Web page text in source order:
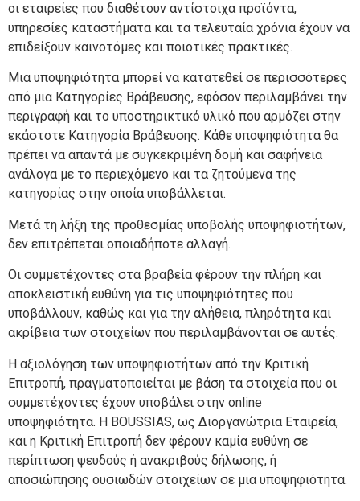
οι εταιρείες που διαθέτουν αντίστοιχα προϊόντα,
υπηρεσίες καταστήματα και τα τελευταία χρόνια έχουν να
επιδείξουν καινοτόμες και ποιοτικές πρακτικές.
Μια υποψηφιότητα μπορεί να κατατεθεί σε περισσότερες
από μια Κατηγορίες Βράβευσης, εφόσον περιλαμβάνει την
περιγραφή και το υποστηρικτικό υλικό που αρμόζει στην
εκάστοτε Κατηγορία Βράβευσης. Κάθε υποψηφιότητα θα
πρέπει να απαντά με συγκεκριμένη δομή και σαφήνεια
ανάλογα με το περιεχόμενο και τα ζητούμενα της
κατηγορίας στην οποία υποβάλλεται.
Μετά τη λήξη της προθεσμίας υποβολής υποψηφιοτήτων,
δεν επιτρέπεται οποιαδήποτε αλλαγή.
Οι συμμετέχοντες στα βραβεία φέρουν την πλήρη και
αποκλειστική ευθύνη για τις υποψηφιότητες που
υποβάλλουν, καθώς και για την αλήθεια, πληρότητα και
ακρίβεια των στοιχείων που περιλαμβάνονται σε αυτές.
Η αξιολόγηση των υποψηφιοτήτων από την Κριτική
Επιτροπή, πραγματοποιείται με βάση τα στοιχεία που οι
συμμετέχοντες έχουν υποβάλει στην online
υποψηφιότητα. Η BOUSSIAS, ως Διοργανώτρια Εταιρεία,
και η Κριτική Επιτροπή δεν φέρουν καμία ευθύνη σε
περίπτωση ψευδούς ή ανακριβούς δήλωσης, ή
αποσιώπησης ουσιωδών στοιχείων σε μια υποψηφιότητα.